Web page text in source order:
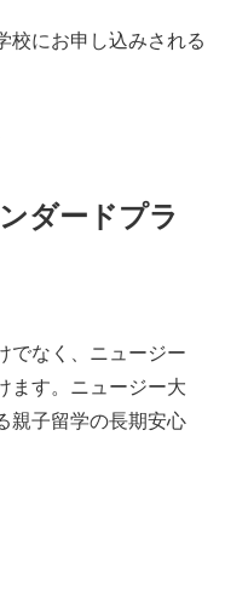
校にお申し込みされる
ダードプラ
でなく、ニュージー
ます。ニュージー大
親子留学の長期安心